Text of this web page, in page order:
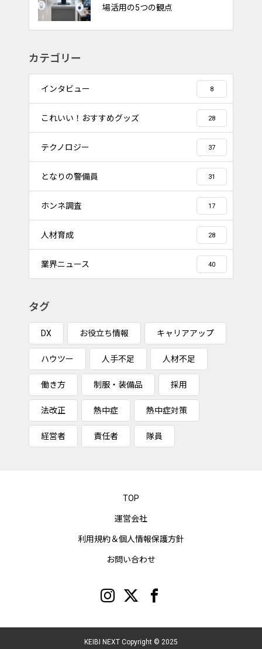
場活用の5つの観点
示す渋滞対策の新しい視点
カテゴリー
インタビュー 8
これいい！おすすめグッズ 28
テクノロジー 37
となりの警備員 31
ホンネ調査 17
人材育成 28
業界ニュース 40
タグ
DX お役立ち情報 キャリアアップ
ハウツー 人手不足 人材不足
働き方 制服・装備品 採用
法改正 熱中症 熱中症対策
経営者 責任者 隊員
TOP
運営会社
利用規約＆個人情報保護方針
お問い合わせ
KEIBI NEXT Copyright © 2025